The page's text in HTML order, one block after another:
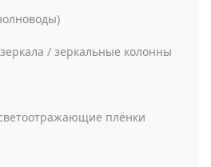
/ зеркальные колонны
плёнки